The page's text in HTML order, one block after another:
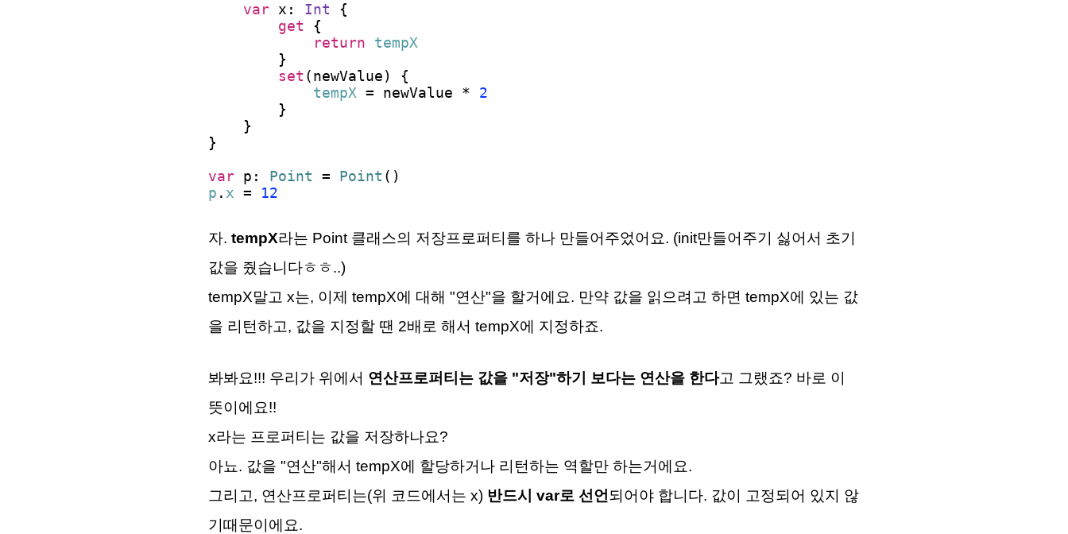
var x: Int {
get {
return
tempX
}
set (newValue) {
tempX = newValue * 2
}
}
}
var p: Point = Point ()
p . x = 12
자. tempX라는 Point 클래스의 저장프로퍼티를 하나 만들어주었어요. (init만들어주기 싫어서 초기
값을 줬습니다ㅎㅎ..)
tempX말고 x는, 이제 tempX에 대해 "연산"을 할거에요. 만약 값을 읽으려고 하면 tempX에 있는 값
을 리턴하고, 값을 지정할 땐 2배로 해서 tempX에 지정하죠.
봐봐요!!! 우리가 위에서 연산프로퍼티는 값을 "저장"하기 보다는 연산을 한다고 그랬죠? 바로 이
뜻이에요!!
x라는 프로퍼티는 값을 저장하나요?
아뇨. 값을 "연산"해서 tempX에 할당하거나 리턴하는 역할만 하는거에요.
그리고, 연산프로퍼티는(위 코드에서는 x) 반드시 var로 선언 되어야 합니다. 값이 고정되어 있지 않
기때문이에요.